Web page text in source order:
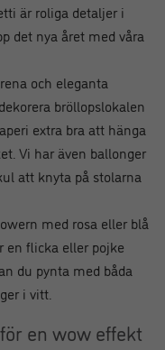
är roliga detaljer i
det nya året med våra
och eleganta
bröllopslokalen
extra bra att hänga
Vi har även ballonger
att knyta på stolarna
med rosa eller blå
en flicka eller pojke
du pynta med båda
i vitt.
en wow effekt